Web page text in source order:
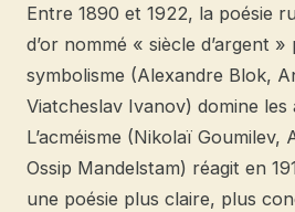
Entre 1890 et 1922, la poésie
d’or nommé « siècle d’argent
symbolisme (Alexandre Blok,
Viatcheslav Ivanov) domine les
L’acméisme (Nikolaï Goumilev,
Ossip Mandelstam) réagit en
une poésie plus claire, plus